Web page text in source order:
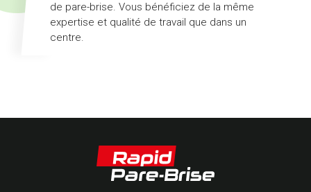
de pare-brise. Vous bénéficiez de la même
expertise et qualité de travail que dans un
centre.